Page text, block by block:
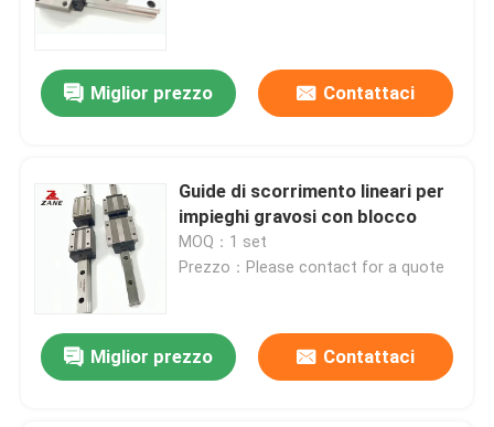
Casa
Miglior prezzo Contattaci
Guide di scorrimento lineari per
impieghi gravosi con blocco
MOQ：1 set
Prezzo：Please contact for a quote
Miglior prezzo Contattaci